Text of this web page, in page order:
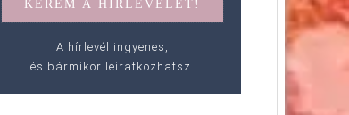
A hírlevél ingyenes,
és bármikor leiratkozhatsz.